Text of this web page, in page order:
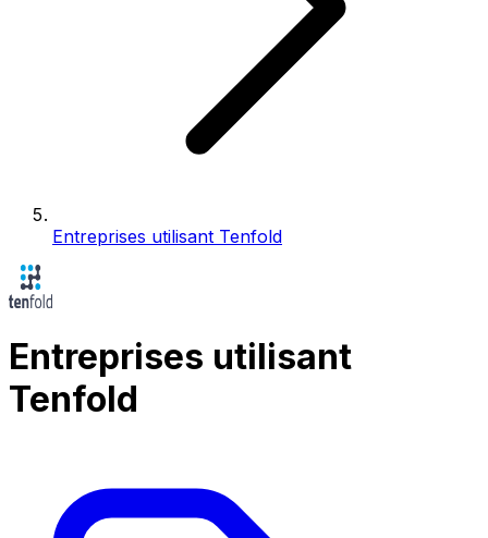
Entreprises utilisant Tenfold
Entreprises utilisant
Tenfold